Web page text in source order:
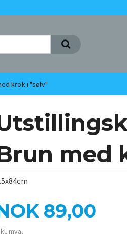
krok i "sølv"
med
89,00
mva.